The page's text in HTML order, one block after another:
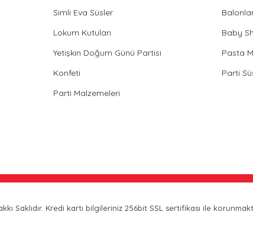
Simli Eva Süsler
Lokum Kutuları
Yetişkin Doğum Günü Partisi
Konfeti
Parti Malzemeleri
Baby
Pasta
Parti
Saklıdır. Kredi kartı bilgileriniz 256bit SSL sertifikası ile